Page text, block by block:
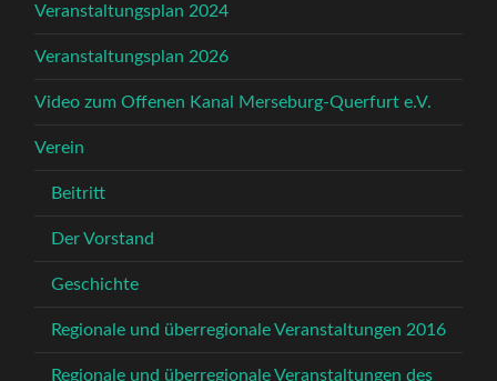
Veranstaltungsplan 2024
Veranstaltungsplan 2026
Video zum Offenen Kanal Merseburg-Querfurt e.V.
Verein
Beitritt
Der Vorstand
Geschichte
Regionale und überregionale Veranstaltungen 2016
Regionale und überregionale Veranstaltungen des